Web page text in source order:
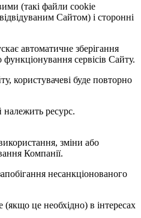
(такі файли cookie
Сайтом) і сторонні
автоматичне зберігання
сервісів Сайту.
користувачеві буде повторно
належить ресурс.
зміни або
Компанії.
несанкціонованого
це необхідно) в інтересах